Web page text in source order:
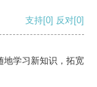
支持[0] 反对[0]
地学习新知识，拓宽